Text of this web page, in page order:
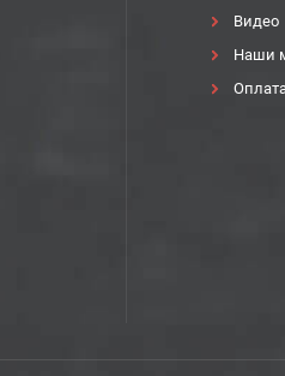
Видео
Наши